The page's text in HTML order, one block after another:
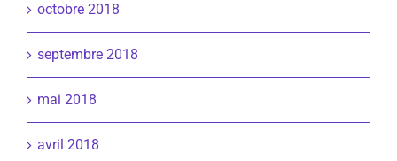
octobre 2018
septembre 2018
mai 2018
avril 2018